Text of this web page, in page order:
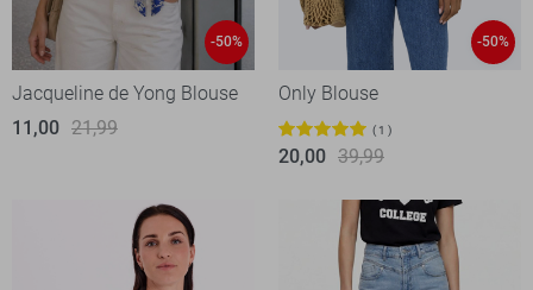
-50%
Jacqueline de Yong Blouse
11,00 21,99
-50%
Only Blouse
1
20,00 39,99